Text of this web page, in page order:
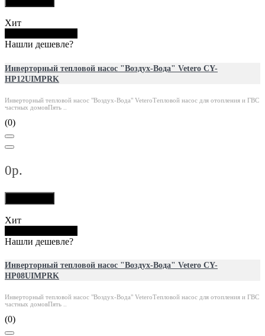
Хит
Нашли дешевле?
Инверторный тепловой насос "Воздух-Вода" Vetero CY-
HP12UIMPRK
Инверторный тепловой насос "Воздух-Вода" VeteroТепловой насос для отопления и ГВС
частных домовПять ..
(0)
0р.
Хит
Нашли дешевле?
Инверторный тепловой насос "Воздух-Вода" Vetero CY-
HP08UIMPRK
Инверторный тепловой насос "Воздух-Вода" VeteroТепловой насос для отопления и ГВС
частных домовПять ..
(0)